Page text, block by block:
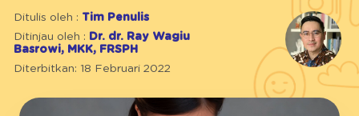
Ditulis oleh : Tim Penulis
Ditinjau oleh : Dr. dr. Ray Wagiu
Basrowi, MKK, FRSPH
Diterbitkan: 18 Februari 2022